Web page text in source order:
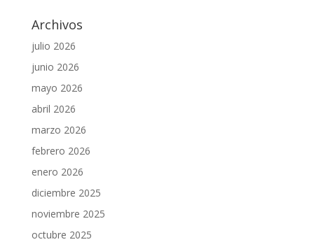
Archivos
julio 2026
junio 2026
mayo 2026
abril 2026
marzo 2026
febrero 2026
enero 2026
diciembre 2025
noviembre 2025
octubre 2025